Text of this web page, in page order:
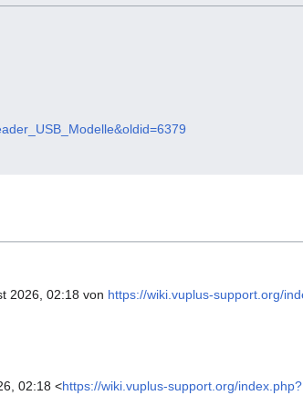
2026, 02:18 von https://wiki.vuplus-support.org/
02:18 <https://wiki.vuplus-support.org/index.php?